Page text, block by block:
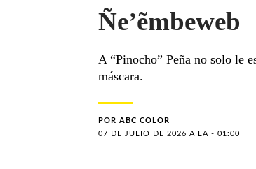
Ñe’ẽmbeweb
A “Pinocho” Peña no solo le
máscara.
POR ABC COLOR
07 DE JULIO DE 2026 A LA - 01:00